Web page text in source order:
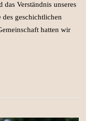
Verständnis unseres
des geschichtlichen
hatten wir